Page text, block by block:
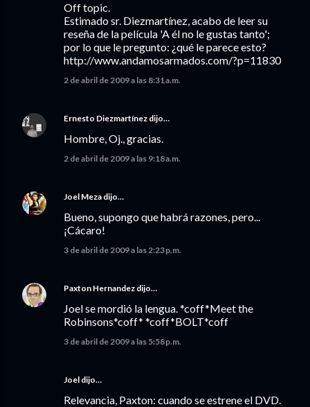
Off topic.
Estimado sr. Diezmartínez, acabo de leer su
reseña de la película 'A él no le gustas tanto';
por lo que le pregunto: ¿qué le parece esto?
http://www.andamosarmados.com/?p=11830
2 de abril de 2009 a las 8:31 a.m.
Ernesto Diezmartínez dijo…
Hombre, Oj., gracias.
2 de abril de 2009 a las 9:18 a.m.
Joel Meza dijo…
Bueno, supongo que habrá razones, pero...
¡Cácaro!
3 de abril de 2009 a las 2:23 p.m.
Paxton Hernandez dijo…
Joel se mordió la lengua. *coff*Meet the
Robinsons*coff* *coff*BOLT*coff
3 de abril de 2009 a las 5:58 p.m.
Joel dijo…
Relevancia, Paxton: cuando se estrene el DVD.